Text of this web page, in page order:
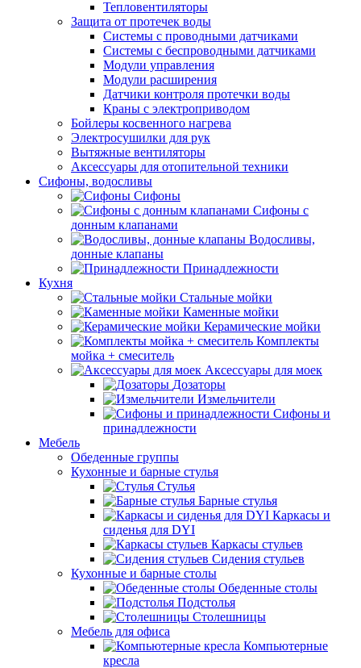
Тепловентиляторы
Защита от протечек воды
Системы с проводными датчиками
Системы с беспроводными датчиками
Модули управления
Модули расширения
Датчики контроля протечки воды
Краны с электроприводом
Бойлеры косвенного нагрева
Электросушилки для рук
Вытяжные вентиляторы
Аксессуары для отопительной техники
Сифоны, водосливы
Сифоны
Сифоны с
донным клапанами
Водосливы,
донные клапаны
Принадлежности
Кухня
Стальные мойки
Каменные мойки
Керамические мойки
Комплекты
мойка + смеситель
Аксессуары для моек
Дозаторы
Измельчители
Сифоны и
принадлежности
Мебель
Обеденные группы
Кухонные и барные стулья
Стулья
Барные стулья
Каркасы и
сиденья для DYI
Каркасы стульев
Сидения стульев
Кухонные и барные столы
Обеденные столы
Подстолья
Столешницы
Мебель для офиса
Компьютерные
кресла